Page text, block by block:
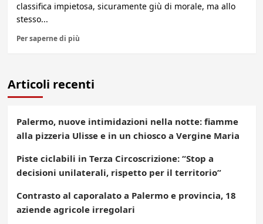
classifica impietosa, sicuramente giù di morale, ma allo
stesso...
Per saperne di più
Articoli recenti
Palermo, nuove intimidazioni nella notte: fiamme
alla pizzeria Ulisse e in un chiosco a Vergine Maria
Piste ciclabili in Terza Circoscrizione: “Stop a
decisioni unilaterali, rispetto per il territorio”
Contrasto al caporalato a Palermo e provincia, 18
aziende agricole irregolari